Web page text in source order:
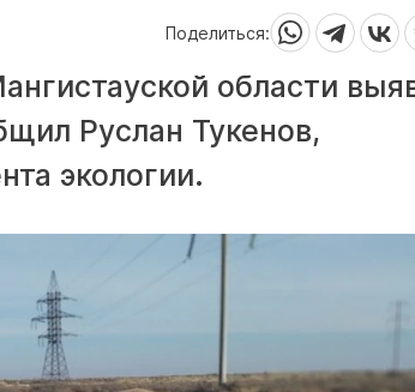
Поделиться:
области
Руслан Тукенов,
экологии.